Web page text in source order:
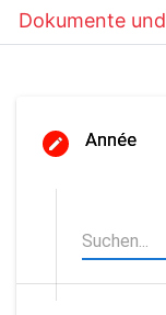
Dokumente
Année